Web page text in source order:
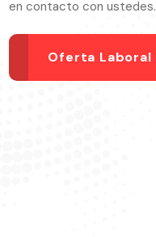
en contacto con ustedes.
Oferta Laboral